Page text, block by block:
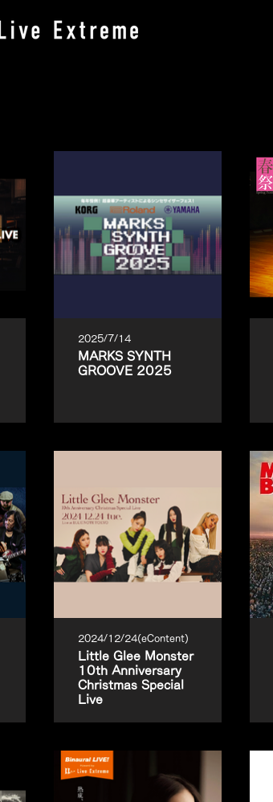
2025/7/14
MARKS SYNTH
GROOVE 2025
2024/12/24(eContent)
Little Glee Monster
10th Anniversary
Christmas Special
Live